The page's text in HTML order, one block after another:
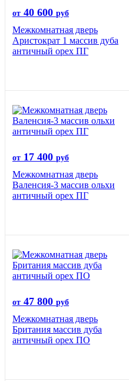
от 40 600 руб
Межкомнатная дверь
Аристократ 1 массив дуба
античный орех ПГ
от 17 400 руб
Межкомнатная дверь
Валенсия-3 массив ольхи
античный орех ПГ
от 47 800 руб
Межкомнатная дверь
Британия массив дуба
античный орех ПО